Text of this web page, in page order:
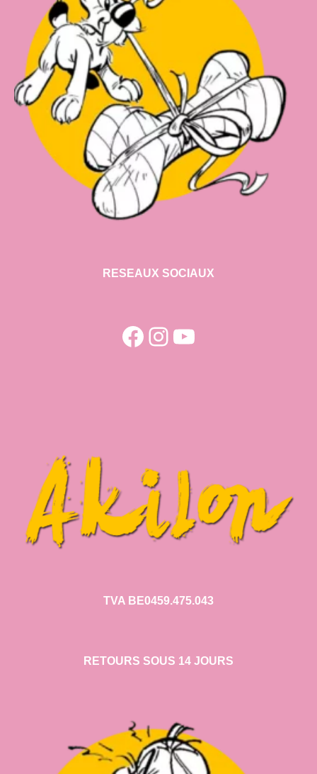
RESEAUX SOCIAUX
Facebook
Instagram
YouTube
TVA BE0459.475.043
RETOURS SOUS 14 JOURS